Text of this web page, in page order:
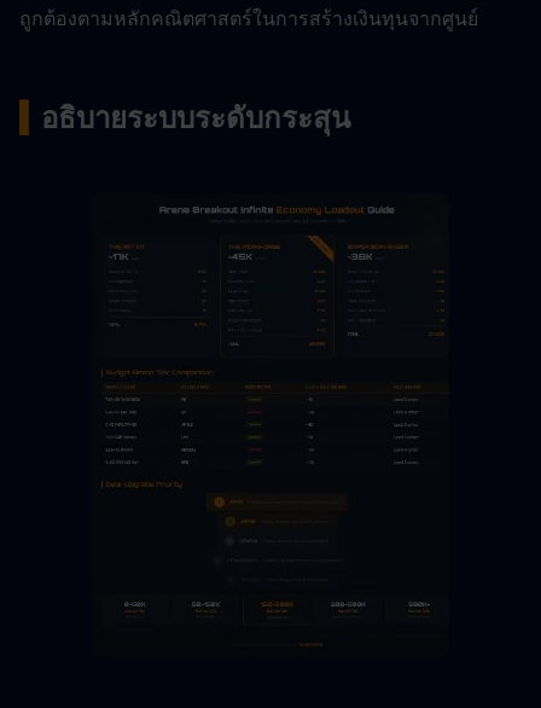
ถูกต้องตามหลักคณิตศาสตร์ในการสร้างเงินทุนจากศูนย์
อธิบายระบบระดับกระสุน